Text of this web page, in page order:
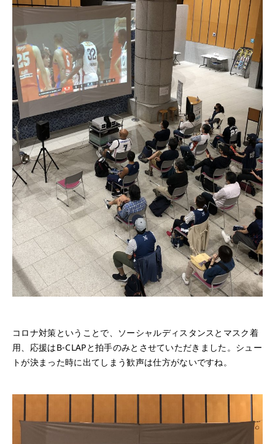
コロナ対策ということで、ソーシャルディスタンスとマスク着
用、応援はB-CLAPと拍手のみとさせていただきました。シュー
トが決まった時に出てしまう歓声は仕方がないですね。